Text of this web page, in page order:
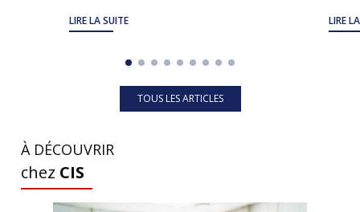
LIRE LA SUITE LIRE
TOUS LES ARTICLES
À DÉCOUVRIR
chez CIS